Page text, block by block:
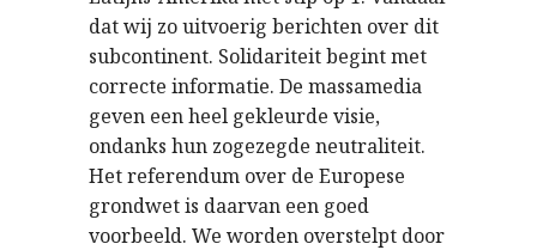
dat wij zo uitvoerig berichten over dit
subcontinent. Solidariteit begint met
correcte informatie. De massamedia
geven een heel gekleurde visie,
ondanks hun zogezegde neutraliteit.
Het referendum over de Europese
grondwet is daarvan een goed
voorbeeld. We worden overstelpt door